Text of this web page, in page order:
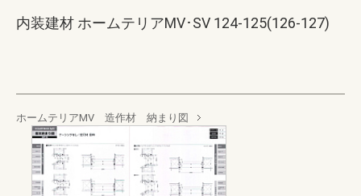
内装建材 ホームテリアMV･SV 124-125(126-127)
ホームテリアMV 造作材 納まり図